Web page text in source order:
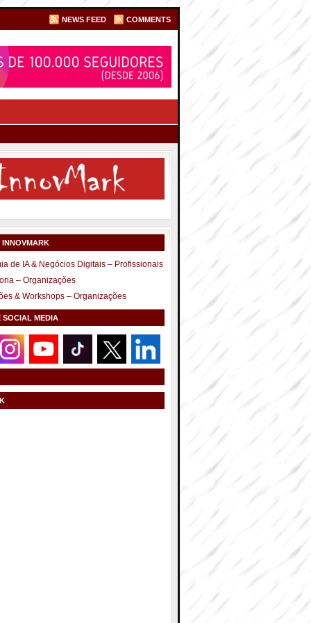
NEWS FEED COMMENTS
INNOVMARK
de IA & Negócios Digitais – Profissionais
– Organizações
& Workshops – Organizações
SOCIAL MEDIA